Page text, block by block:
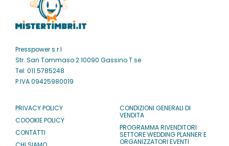
Presspower s.r.l
Str. San Tommaso 2 10090 Gassino T.se
Tel: 011.5785248
P.IVA 09425980019
PRIVACY POLICY
COOOKIE POLICY
CONTATTI
CONDIZIONI GENERALI DI
VENDITA
PROGRAMMA RIVENDITORI
SETTORE WEDDING PLANNER E
ORGANIZZATORI EVENTI